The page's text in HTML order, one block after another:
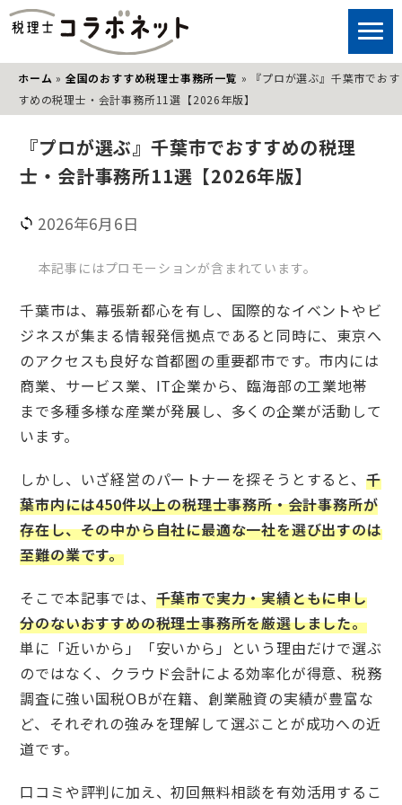
ホーム » 全国のおすすめ税理士事務所一覧 » 『プロが選ぶ』千葉市でおす
すめの税理士・会計事務所11選【2026年版】
『プロが選ぶ』千葉市でおすすめの税理
士・会計事務所11選【2026年版】
2026年6月6日
本記事にはプロモーションが含まれています。
千葉市は、幕張新都心を有し、国際的なイベントやビ
ジネスが集まる情報発信拠点であると同時に、東京へ
のアクセスも良好な首都圏の重要都市です。市内には
商業、サービス業、IT企業から、臨海部の工業地帯
まで多種多様な産業が発展し、多くの企業が活動して
います。
しかし、いざ経営のパートナーを探そうとすると、 千
葉市内には450件以上の税理士事務所・会計事務所が
存在し、その中から自社に最適な一社を選び出すのは
至難の業です。
そこで本記事では、 千葉市で実力・実績ともに申し
分のないおすすめの税理士事務所を厳選しました。
単に「近いから」「安いから」という理由だけで選ぶ
のではなく、クラウド会計による効率化が得意、税務
調査に強い国税OBが在籍、創業融資の実績が豊富な
ど、それぞれの強みを理解して選ぶことが成功への近
道です。
口コミや評判に加え、初回無料相談を有効活用するこ